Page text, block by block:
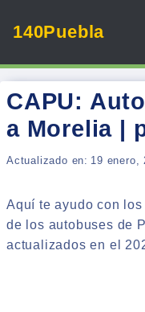
140Puebla
CAPU:
a Morelia |
Actualizado en: 19 enero,
Aquí te ayudo con
de los autobuses de
actualizados en el